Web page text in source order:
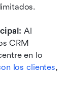
Al
CRM
en lo
los clientes,